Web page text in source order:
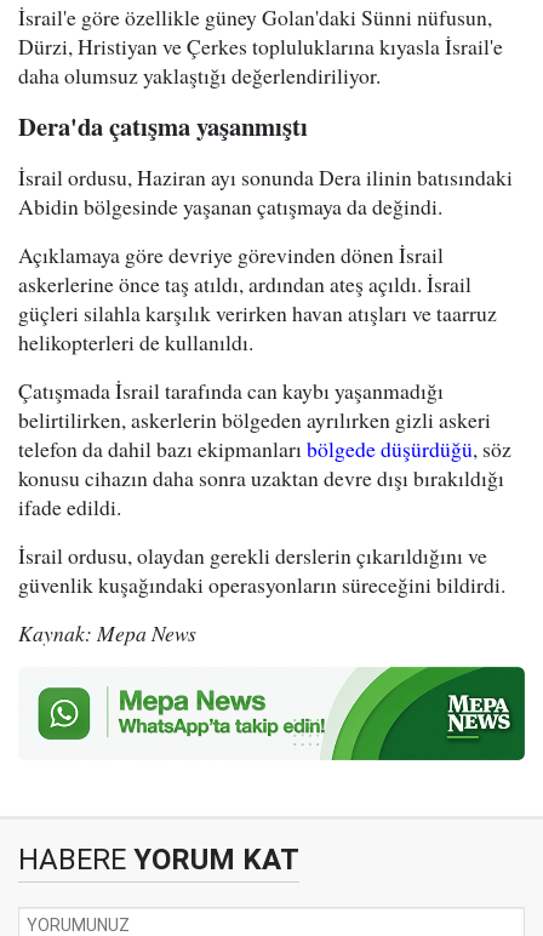
İsrail'e göre özellikle güney Golan'daki Sünni nüfusun,
Dürzi, Hristiyan ve Çerkes topluluklarına kıyasla İsrail'e
daha olumsuz yaklaştığı değerlendiriliyor.
Dera'da çatışma yaşanmıştı
İsrail ordusu, Haziran ayı sonunda Dera ilinin batısındaki
Abidin bölgesinde yaşanan çatışmaya da değindi.
Açıklamaya göre devriye görevinden dönen İsrail
askerlerine önce taş atıldı, ardından ateş açıldı. İsrail
güçleri silahla karşılık verirken havan atışları ve taarruz
helikopterleri de kullanıldı.
Çatışmada İsrail tarafında can kaybı yaşanmadığı
belirtilirken, askerlerin bölgeden ayrılırken gizli askeri
telefon da dahil bazı ekipmanlarıbölgede düşürdüğü, söz
konusu cihazın daha sonra uzaktan devre dışı bırakıldığı
ifade edildi.
İsrail ordusu, olaydan gerekli derslerin çıkarıldığını ve
güvenlik kuşağındaki operasyonların süreceğini bildirdi.
Kaynak: Mepa News
HABERE YORUM KAT